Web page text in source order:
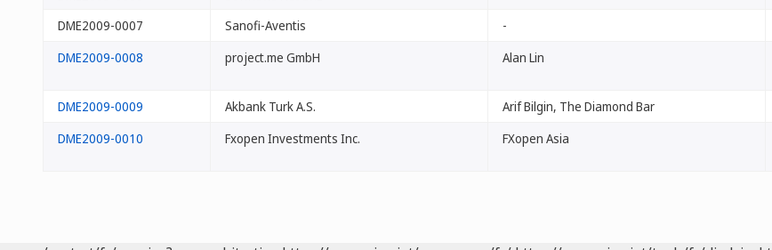
DME2009-0007
Sanofi-Aventis -
DME2009-0008
project.me GmbH Alan Lin
DME2009-0009
Akbank Turk A.S. Arif Bilgin, The Diamond Bar
DME2009-0010
Fxopen Investments Inc. FXopen Asia